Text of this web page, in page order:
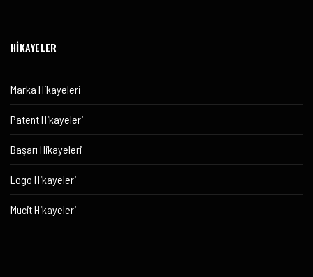
HİKAYELER
Marka Hikayeleri
Patent Hikayeleri
Başarı Hikayeleri
Logo Hikayeleri
Mucit Hikayeleri